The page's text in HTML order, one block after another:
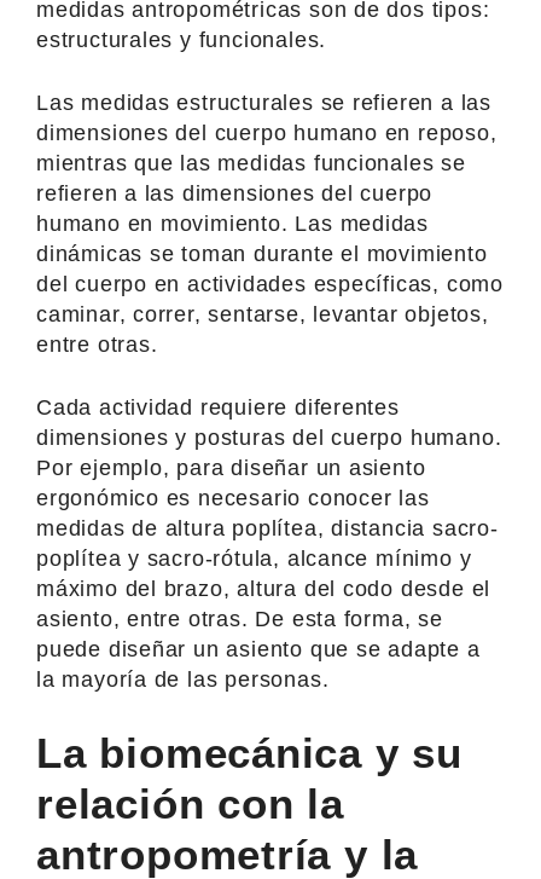
medidas antropométricas son de dos tipos:
estructurales y funcionales.
Las medidas estructurales se refieren a las
dimensiones del cuerpo humano en reposo,
mientras que las medidas funcionales se
refieren a las dimensiones del cuerpo
humano en movimiento. Las medidas
dinámicas se toman durante el movimiento
del cuerpo en actividades específicas, como
caminar, correr, sentarse, levantar objetos,
entre otras.
Cada actividad requiere diferentes
dimensiones y posturas del cuerpo humano.
Por ejemplo, para diseñar un asiento
ergonómico es necesario conocer las
medidas de altura poplítea, distancia sacro-
poplítea y sacro-rótula, alcance mínimo y
máximo del brazo, altura del codo desde el
asiento, entre otras. De esta forma, se
puede diseñar un asiento que se adapte a
la mayoría de las personas.
La biomecánica y su
relación con la
antropometría y la